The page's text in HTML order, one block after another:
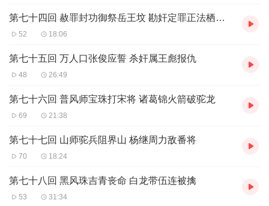
第七十四回 赦罪封功御祭岳王坟 勘奸定罪正法栖霞岭
52 18:06
第七十五回 万人口张俊应誓 杀奸属王彪报仇
48 26:49
第七十六回 普风师宝珠打宋将 诸葛锦火箭破驼龙
69 21:38
第七十七回 山师驼兵阻界山 杨继周力敌番将
70 18:24
第七十八回 黑风珠吉青丧命 白龙带伍连被擒
53 31:34